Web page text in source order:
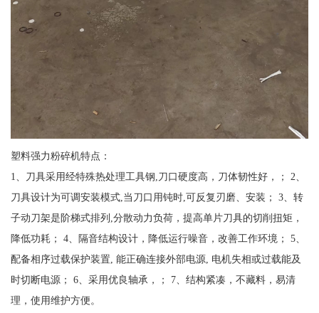
塑料强力粉碎机特点：
1、刀具采用经特殊热处理工具钢,刀口硬度高，刀体韧性好，； 2、
刀具设计为可调安装模式,当刀口用钝时,可反复刃磨、安装； 3、转
子动刀架是阶梯式排列,分散动力负荷，提高单片刀具的切削扭矩，
降低功耗； 4、隔音结构设计，降低运行噪音，改善工作环境； 5、
配备相序过载保护装置, 能正确连接外部电源, 电机失相或过载能及
时切断电源； 6、采用优良轴承，； 7、结构紧凑，不藏料，易清
理，使用维护方便。